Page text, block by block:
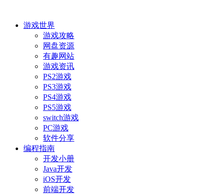
游戏世界
游戏攻略
网盘资源
有趣网站
游戏资讯
PS2游戏
PS3游戏
PS4游戏
PS5游戏
switch游戏
PC游戏
软件分享
编程指南
开发小册
Java开发
iOS开发
前端开发